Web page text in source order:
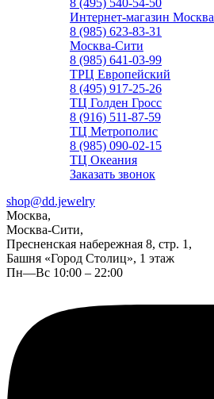
8 (495) 540-54-50
Интернет-магазин Москва
8 (985) 623-83-31
Москва-Сити
8 (985) 641-03-99
ТРЦ Европейский
8 (495) 917-25-26
ТЦ Голден Гросс
8 (916) 511-87-59
ТЦ Метрополис
8 (985) 090-02-15
ТЦ Океания
Заказать звонок
shop@dd.jewelry
Москва,
Москва-Сити,
Пресненская набережная 8, стр. 1,
Башня «Город Столиц», 1 этаж
Пн—Вс 10:00 – 22:00